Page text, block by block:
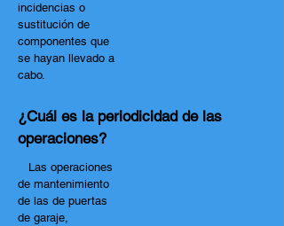
incidencias o
sustitución de
componentes que
se hayan llevado a
cabo.
¿Cuál es la periodicidad de las
operaciones?
Las operaciones
de mantenimiento
de las de puertas
de garaje,